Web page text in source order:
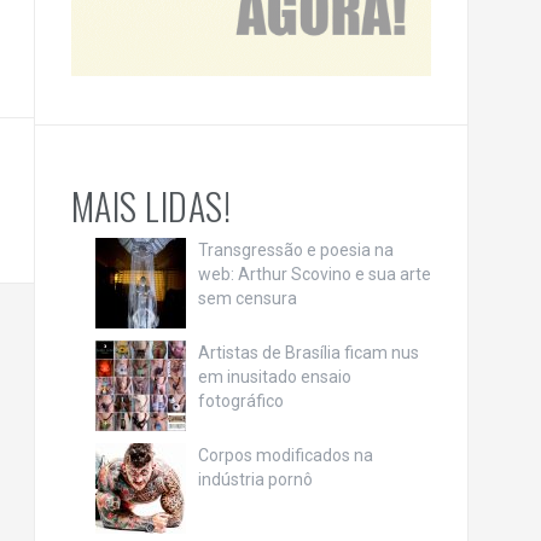
MAIS LIDAS!
Transgressão e poesia na
web: Arthur Scovino e sua arte
sem censura
Artistas de Brasília ficam nus
em inusitado ensaio
fotográfico
Corpos modificados na
indústria pornô